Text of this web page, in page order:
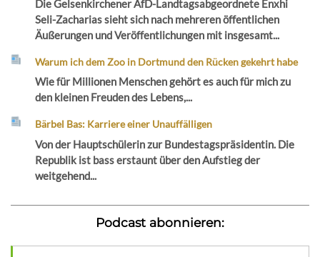
Die Gelsenkirchener AfD-Landtagsabgeordnete Enxhi
Seli-Zacharias sieht sich nach mehreren öffentlichen
Äußerungen und Veröffentlichungen mit insgesamt...
Warum ich dem Zoo in Dortmund den Rücken gekehrt habe
Wie für Millionen Menschen gehört es auch für mich zu
den kleinen Freuden des Lebens,...
Bärbel Bas: Karriere einer Unauffälligen
Von der Hauptschülerin zur Bundestagspräsidentin. Die
Republik ist bass erstaunt über den Aufstieg der
weitgehend...
Podcast abonnieren: